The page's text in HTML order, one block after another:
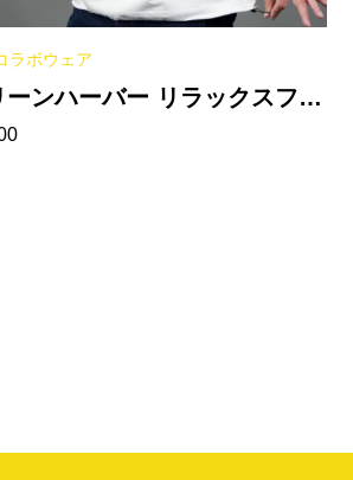
ラボウェア
ーンハーバー リラックスフィ
Tシャツ（裾ドローコード）